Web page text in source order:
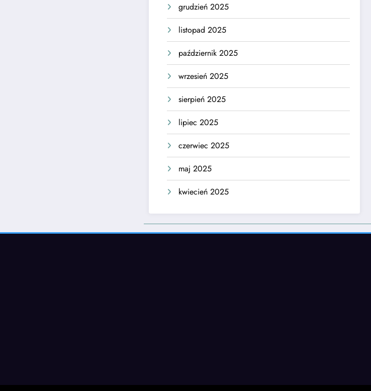
grudzień 2025
listopad 2025
październik 2025
wrzesień 2025
sierpień 2025
lipiec 2025
czerwiec 2025
maj 2025
kwiecień 2025